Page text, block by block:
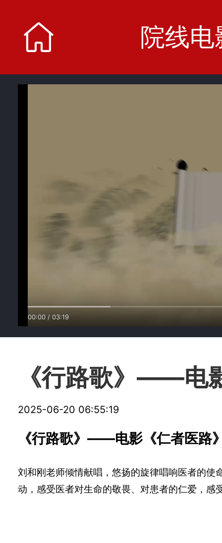
院线电
院线电
00:00 / 03:19
《行路歌》——电
2025-06-20 06:55:19
《行路歌》——电影《仁者医路
刘和刚老师倾情献唱，悠扬的旋律唱响医者的
动，感受医者对生命的敬畏、对患者的仁爱，感